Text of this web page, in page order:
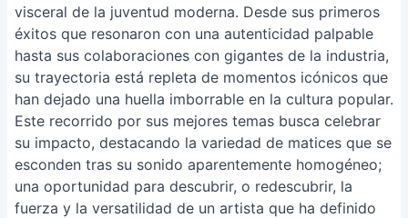
visceral de la juventud moderna. Desde sus primeros
éxitos que resonaron con una autenticidad palpable
hasta sus colaboraciones con gigantes de la industria,
su trayectoria está repleta de momentos icónicos que
han dejado una huella imborrable en la cultura popular.
Este recorrido por sus mejores temas busca celebrar
su impacto, destacando la variedad de matices que se
esconden tras su sonido aparentemente homogéneo;
una oportunidad para descubrir, o redescubrir, la
fuerza y la versatilidad de un artista que ha definido